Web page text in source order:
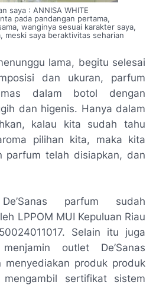
saya : ANNISA WHITE
pada pandangan pertama,
wanginya sesuai karakter saya,
meski saya beraktivitas seharian
lama, begitu selesai
dan ukuran, parfum
dalam botol dengan
dan higenis. Hanya dalam
kalau kita sudah tahu
pilihan kita, maka kita
parfum telah disiapkan, dan
parfum sudah
LPPOM MUI Kepuluan Riau
Selain itu juga
menjamin outlet De’Sanas
menyediakan produk produk
sertifikat sistem